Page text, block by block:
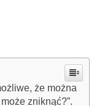
że można
zniknąć?”.